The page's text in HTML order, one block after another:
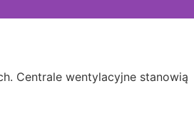
Centrale wentylacyjne stanowią